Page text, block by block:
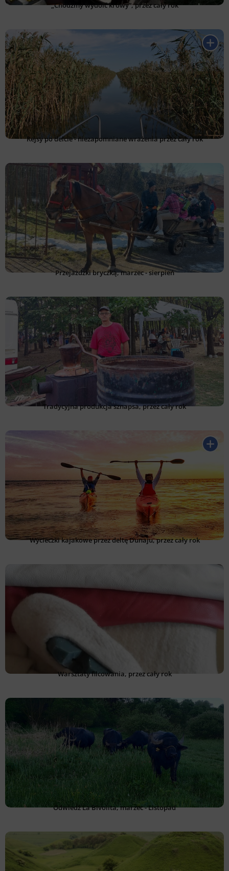
„Chodźmy wydoić krowy”, przez cały rok
Rejsy po delcie - niezapomniane wrażenia przez cały rok
Przejażdżki bryczką, marzec - sierpień
Tradycyjna produkcja sznapsa, przez cały rok
Wycieczki kajakowe przez deltę Dunaju, przez cały rok
Warsztaty filcowania, przez cały rok
Odwiedź La Bivolita, marzec - Listopad